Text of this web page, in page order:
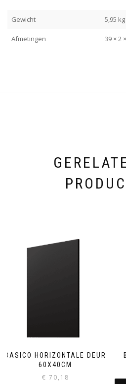
Gewicht 5,95 kg
Afmetingen 39 × 2
BASICO HORIZONTALE DEUR
60X40CM
€ 70,18